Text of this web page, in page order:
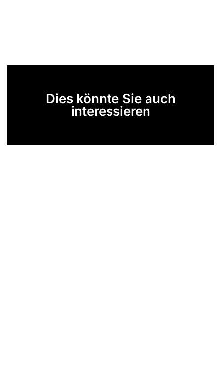
Dies könnte Sie auch
interessieren